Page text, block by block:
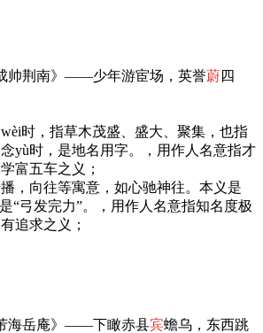
帅荆南》——少年游宦场，英誉蔚四
时，指草木茂盛、盛大、聚集，也指
yù时，是地名用字。，用作人名意指才
富五车之义；
，向往等寓意，如心驰神往。本义是
“弓发完力”。，用作人名意指知名度极
追求之义；
海岳庵》——下瞰赤县宾蟾乌，东西跳